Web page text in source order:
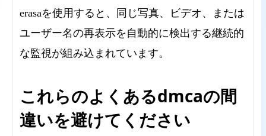
erasaを使用すると、同じ写真、ビデオ、または
ユーザー名の再表示を自動的に検出する継続的
な監視が組み込まれています。
これらのよくあるdmcaの間
違いを避けてください